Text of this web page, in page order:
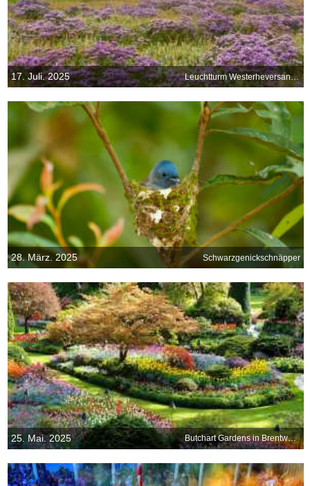
17. Juli. 2025 Leuchtturm Westerheversand, Nordfriesland, Schleswig-Holstein
28. März. 2025 Schwarzgenickschnäpper
25. Mai. 2025 Butchart Gardens in Brentwood Bay, British Columbia, Kanada